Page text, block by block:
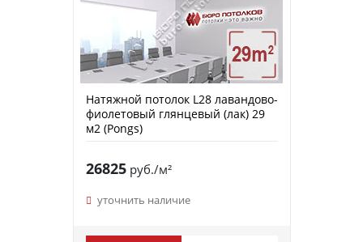
Натяжной потолок L28 лавандово-
фиолетовый глянцевый (лак) 29
м2 (Pongs)
26825руб./м²
уточнить наличие